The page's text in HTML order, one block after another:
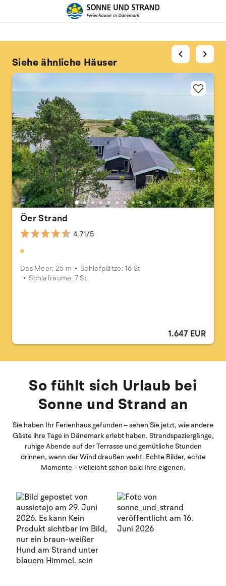
Siehe ähnliche Häuser
Öer Strand
4.71/5
Das Meer: 25 m
Schlafplätze: 16 St
Schlafräume: 7 St
1.647 EUR
chevron_left chevron_right
So fühlt sich Urlaub bei
Sonne und Strand an
Sie haben Ihr Ferienhaus gefunden – sehen Sie jetzt, wie andere
Gäste ihre Tage in Dänemark erlebt haben. Strandspaziergänge,
ruhige Abende auf der Terrasse und gemütliche Stunden
drinnen, wenn der Wind draußen weht. Echte Bilder, echte
Momente – vielleicht schon bald Ihre eigenen.